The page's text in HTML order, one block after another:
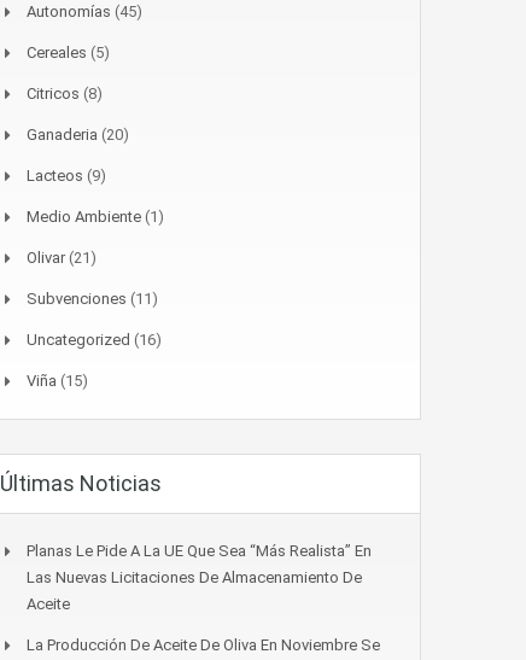
Autonomías (45)
Cereales (5)
Citricos (8)
Ganaderia (20)
Lacteos (9)
Medio Ambiente (1)
Olivar(21)
Subvenciones (11)
Uncategorized (16)
Viña (15)
Últimas Noticias
Planas Le Pide A La UE Que Sea “más Realista” En
Las Nuevas Licitaciones De Almacenamiento De
Aceite
La Producción De Aceite De Oliva En Noviembre Se